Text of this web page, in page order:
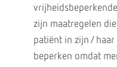
zijn maatregelen
patiënt in zijn /
beperken omdat